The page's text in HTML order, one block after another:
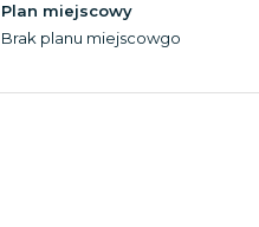
Plan miejscowy
Brak planu miejscowgo